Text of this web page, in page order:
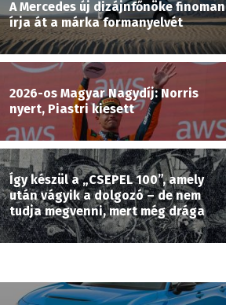
A Mercedes új dizájnfőnöke finoman
írja át a márka formanyelvét
2026-os Magyar Nagydíj: Norris
nyert, Piastri kiesett
Így készül a „CSEPEL 100”, amely
után vágyik a dolgozó – de nem
tudja megvenni, mert még drága